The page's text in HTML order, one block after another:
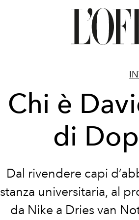
Chi è
di
Dal rivendere capi
stanza universitaria, al
da Nike a Dries van